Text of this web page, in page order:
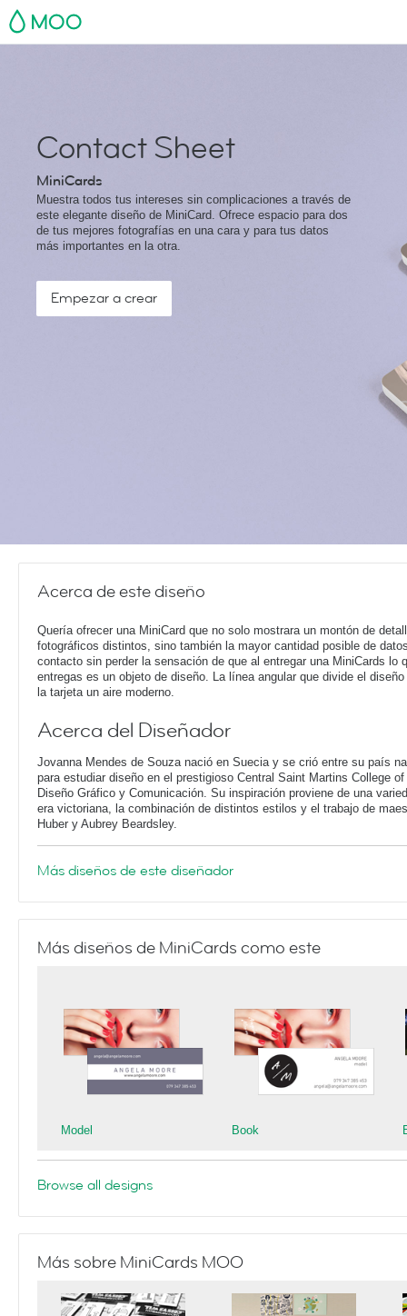
MOO
Contact Sheet
MiniCards
Muestra todos tus intereses sin complicaciones a través de
este elegante diseño de MiniCard. Ofrece espacio para dos
de tus mejores fotografías en una cara y para tus datos
más importantes en la otra.
Empezar a crear
Acerca de este diseño
Quería ofrecer una MiniCard que no solo mostrara un montón de
fotográficos distintos, sino también la mayor cantidad posible de
contacto sin perder la sensación de que al entregar una MiniCards lo
entregas es un objeto de diseño. La línea angular que divide el
la tarjeta un aire moderno.
Acerca del Diseñador
Jovanna Mendes de Souza nació en Suecia y se crió entre su país
para estudiar diseño en el prestigioso Central Saint Martins College
Diseño Gráfico y Comunicación. Su inspiración proviene de una
era victoriana, la combinación de distintos estilos y el trabajo de
Huber y Aubrey Beardsley.
Más diseños de este diseñador
Más diseños de MiniCards como este
Model Book
Browse all designs
Más sobre MiniCards MOO